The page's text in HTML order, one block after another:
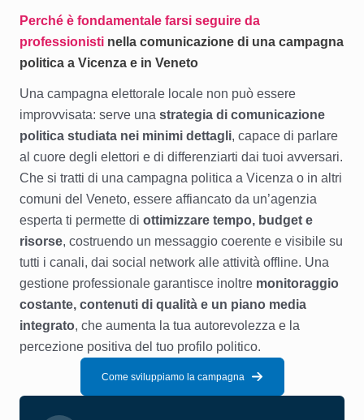
Perché è fondamentale farsi seguire da
professionisti nella comunicazione di una campagna
politica a Vicenza e in Veneto
Una campagna elettorale locale non può essere
improvvisata: serve una strategia di comunicazione
politica studiata nei minimi dettagli, capace di parlare
al cuore degli elettori e di differenziarti dai tuoi avversari.
Che si tratti di una campagna politica a Vicenza o in altri
comuni del Veneto, essere affiancato da un’agenzia
esperta ti permette di ottimizzare tempo, budget e
risorse, costruendo un messaggio coerente e visibile su
tutti i canali, dai social network alle attività offline. Una
gestione professionale garantisce inoltre monitoraggio
costante, contenuti di qualità e un piano media
integrato, che aumenta la tua autorevolezza e la
percezione positiva del tuo profilo politico.
Come sviluppiamo la campagna